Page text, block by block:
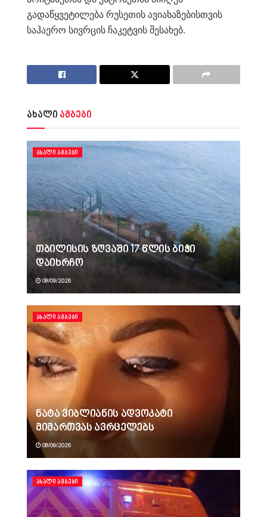
გადაწყვეტილება რუსეთის ავიახაზებისთვის
საჰაერო სივრცის ჩაკეტვის შესახებ.
ახალი ამბები
ᲐᲮᲐᲚᲘ ᲐᲛᲑᲔᲑᲘ
თბილისის ზღვაში 17 წლის ბიჭი
დაიხრჩო
08/09/2026
ᲐᲮᲐᲚᲘ ᲐᲛᲑᲔᲑᲘ
ნატა ვიბლიანის ადვოკატი
მიმართვას ავრცელებს
08/09/2026
ᲐᲮᲐᲚᲘ ᲐᲛᲑᲔᲑᲘ